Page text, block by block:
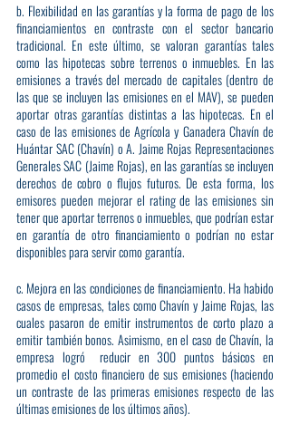
b. Flexibilidad en las garantías y la forma de pago de los
financiamientos en contraste con el sector bancario
tradicional. En este último, se valoran garantías tales
como las hipotecas sobre terrenos o inmuebles. En las
emisiones a través del mercado de capitales (dentro de
las que se incluyen las emisiones en el MAV), se pueden
aportar otras garantías distintas a las hipotecas. En el
caso de las emisiones de Agrícola y Ganadera Chavín de
Huántar SAC (Chavín) o A. Jaime Rojas Representaciones
Generales SAC (Jaime Rojas), en las garantías se incluyen
derechos de cobro o flujos futuros. De esta forma, los
emisores pueden mejorar el rating de las emisiones sin
tener que aportar terrenos o inmuebles, que podrían estar
en garantía de otro financiamiento o podrían no estar
disponibles para servir como garantía.
c. Mejora en las condiciones de financiamiento. Ha habido
casos de empresas, tales como Chavín y Jaime Rojas, las
cuales pasaron de emitir instrumentos de corto plazo a
emitir también bonos. Asimismo, en el caso de Chavín, la
empresa logró  reducir en 300 puntos básicos en
promedio el costo financiero de sus emisiones (haciendo
un contraste de las primeras emisiones respecto de las
últimas emisiones de los últimos años).